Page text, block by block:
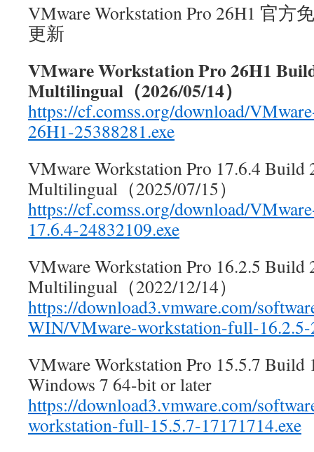
VMware Workstation Pro 26H1 官方
更新
VMware Workstation Pro 26H1
Multilingual（2026/05/14）
https://cf.comss.org/download/
26H1-25388281.exe
VMware Workstation Pro 17.6.4 Build
Multilingual（2025/07/15）
https://cf.comss.org/download/
17.6.4-24832109.exe
VMware Workstation Pro 16.2.5 Build
Multilingual（2022/12/14）
https://download3.vmware.com/
WIN/VMware-workstation-full-16.2.5-
VMware Workstation Pro 15.5.7 Build
Windows 7 64-bit or later
https://download3.vmware.com/
workstation-full-15.5.7-17171714.exe